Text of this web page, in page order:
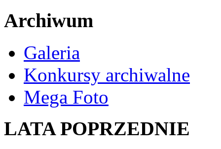
Archiwum
Galeria
Konkursy archiwalne
Mega Foto
LATA POPRZEDNIE